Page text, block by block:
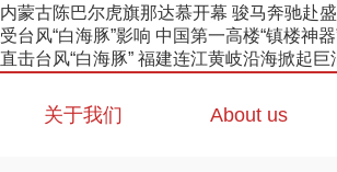
内蒙古陈巴尔虎旗那达慕开幕 骏马奔驰赴
受台风“白海豚”影响 中国第一高楼“镇楼神
直击台风“白海豚” 福建连江黄岐沿海掀起巨
关于我们 About us